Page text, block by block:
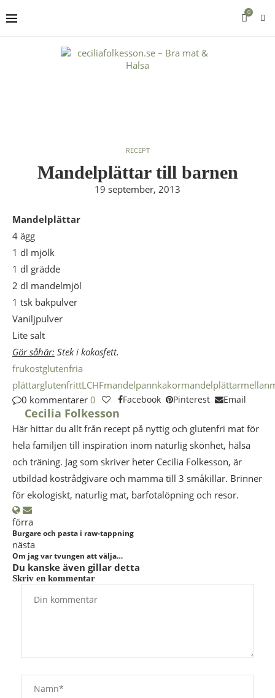
0
RECEPT
Mandelplättar till barnen
19 september, 2013
Mandelplättar
4 ägg
1 dl mjölk
1 dl grädde
2 dl mandelmjöl
1 tsk bakpulver
Vaniljpulver
Lite salt
Gör såhär: Stek i kokosfett.
frukostglutenfria
plättarglutenfrittLCHFmandelpannkakormandelplättar
0 kommentarer 0 Facebook Pinterest Email
Cecilia Folkesson
Här hittar du allt från recept på nyttig och glutenfri mat för
hela familjen till inspiration inom naturlig skönhet, hälsa
och träning. Jag som skriver heter Cecilia Folkesson, är
utbildad kostrådgivare och mamma till 3 småkillar. Brinner
för ekologiskt, naturlig mat, barfotalöpning och resor.
förra
Burgare och pasta i raw-tappning
nästa
Om jag var tvungen att välja…
Du kanske även gillar detta
Skriv en kommentar